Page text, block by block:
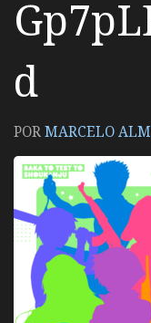
d
PORMARCELO